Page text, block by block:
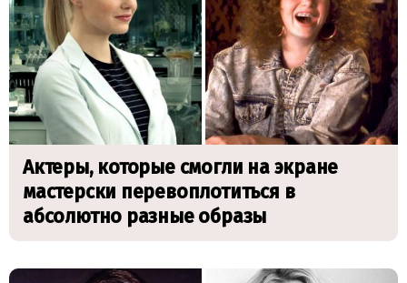
Актеры, которые смогли на экране
мастерски перевоплотиться в
абсолютно разные образы